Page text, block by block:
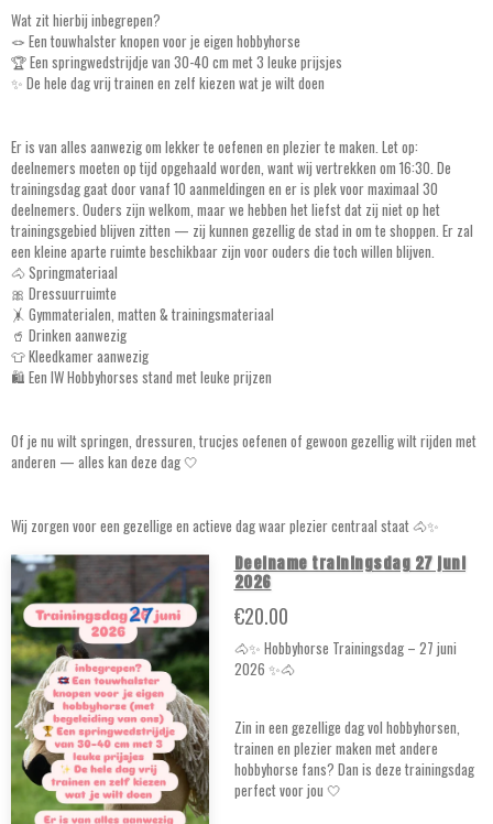
Wat zit hierbij inbegrepen?
🪢 Een touwhalster knopen voor je eigen hobbyhorse
🏆 Een springwedstrijdje van 30-40 cm met 3 leuke prijsjes
✨ De hele dag vrij trainen en zelf kiezen wat je wilt doen
Er is van alles aanwezig om lekker te oefenen en plezier te maken. Let op:
deelnemers moeten op tijd opgehaald worden, want wij vertrekken om 16:30. De
trainingsdag gaat door vanaf 10 aanmeldingen en er is plek voor maximaal 30
deelnemers. Ouders zijn welkom, maar we hebben het liefst dat zij niet op het
trainingsgebied blijven zitten — zij kunnen gezellig de stad in om te shoppen. Er zal
een kleine aparte ruimte beschikbaar zijn voor ouders die toch willen blijven.
🐴 Springmateriaal
🎀 Dressuurruimte
🤸 Gymmaterialen, matten & trainingsmateriaal
🥤 Drinken aanwezig
👕 Kleedkamer aanwezig
🛍️ Een IW Hobbyhorses stand met leuke prijzen
Of je nu wilt springen, dressuren, trucjes oefenen of gewoon gezellig wilt rijden met
anderen — alles kan deze dag 🤍
Wij zorgen voor een gezellige en actieve dag waar plezier centraal staat 🐴✨
Deelname trainingsdag 27 juni
2026
€20.00
🐴✨ Hobbyhorse Trainingsdag – 27 juni
2026 ✨🐴
Zin in een gezellige dag vol hobbyhorsen,
trainen en plezier maken met andere
hobbyhorse fans? Dan is deze trainingsdag
perfect voor jou 🤍